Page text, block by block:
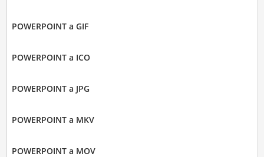
POWERPOINT a GIF
POWERPOINT a ICO
POWERPOINT a JPG
POWERPOINT a MKV
POWERPOINT a MOV